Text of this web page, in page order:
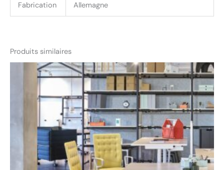
Fabrication Allemagne
Produits similaires